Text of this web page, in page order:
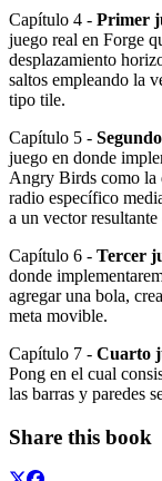
Capítulo 4 - Primer
juego real en Forge
desplazamiento
saltos empleando la
tipo tile.
Capítulo 5 -
juego en donde
Angry Birds como la
radio específico
a un vector
Capítulo 6 - Tercer
donde
agregar una bola,
meta movible.
Capítulo 7 - Cuarto
Pong en el cual
las barras y paredes
Share this book